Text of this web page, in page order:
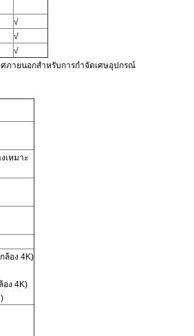
√
√
√
ศภายนอกสำหรับการกำจัดเศษอุปกรณ์
เหมาะ
ล้อง 4K)
อง 4K)